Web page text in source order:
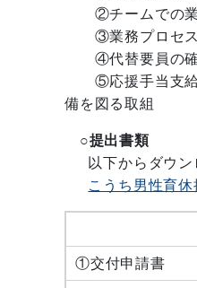
②チームでの業務
③業務プロセスの
④代替要員の確保
⑤応援手当支給等
備を図る取組
○提出書類
以下からダウン
こうち男性育
①交付申請書